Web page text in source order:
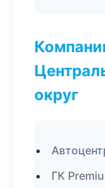
округ
ГК